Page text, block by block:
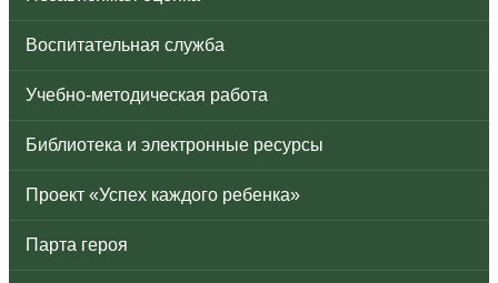
Воспитательная служба
Учебно-методическая работа
Библиотека и электронные ресурсы
Проект «Успех каждого ребенка»
Парта героя